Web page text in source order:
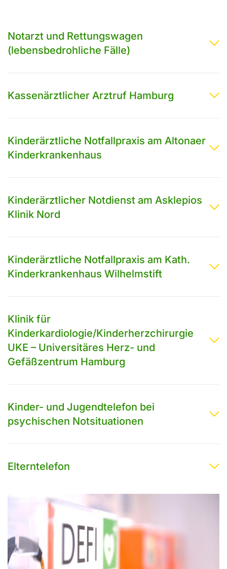
Notarzt und Rettungswagen
(lebensbedrohliche Fälle)
Kassenärztlicher Arztruf Hamburg
Kinderärztliche Notfallpraxis am Altonaer
Kinderkrankenhaus
Kinderärztlicher Notdienst am Asklepios
Klinik Nord
Kinderärztliche Notfallpraxis am Kath.
Kinderkrankenhaus Wilhelmstift
Klinik für
Kinderkardiologie/Kinderherzchirurgie
UKE – Universitäres Herz- und
Gefäßzentrum Hamburg
Kinder- und Jugendtelefon bei
psychischen Notsituationen
Elterntelefon